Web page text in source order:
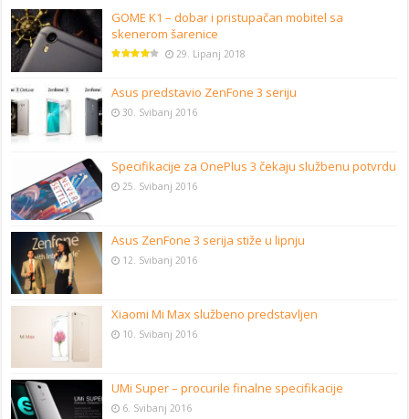
GOME K1 – dobar i pristupačan mobitel sa
skenerom šarenice
29. Lipanj 2018
Asus predstavio ZenFone 3 seriju
30. Svibanj 2016
Specifikacije za OnePlus 3 čekaju službenu potvrdu
25. Svibanj 2016
Asus ZenFone 3 serija stiže u lipnju
12. Svibanj 2016
Xiaomi Mi Max službeno predstavljen
10. Svibanj 2016
UMi Super – procurile finalne specifikacije
6. Svibanj 2016